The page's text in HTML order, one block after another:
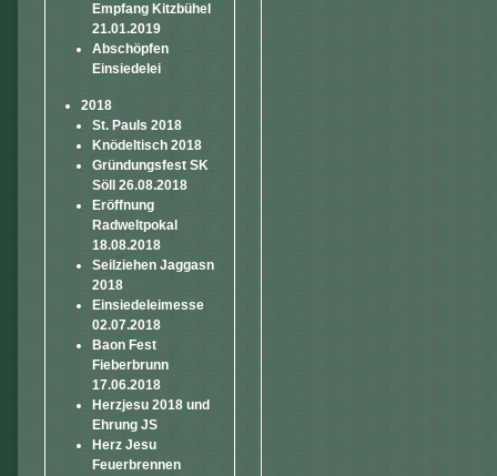
Empfang Kitzbühel
21.01.2019
Abschöpfen
Einsiedelei
2018
St. Pauls 2018
Knödeltisch 2018
Gründungsfest SK
Söll 26.08.2018
Eröffnung
Radweltpokal
18.08.2018
Seilziehen Jaggasn
2018
Einsiedeleimesse
02.07.2018
Baon Fest
Fieberbrunn
17.06.2018
Herzjesu 2018 und
Ehrung JS
Herz Jesu
Feuerbrennen